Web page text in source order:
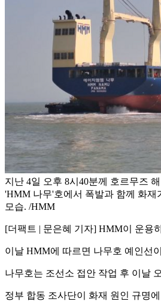
지난 4일 오후 8시40분께 호르무즈
'HMM 나무'호에서 폭발과 함께 화재
모습. /HMM
[더팩트 | 문은혜 기자] HMM이 운용
이날 HMM에 따르면 나무호 예인선
나무호는 조선소 접안 작업 후 이날
정부 합동 조사단이 화재 원인 규명